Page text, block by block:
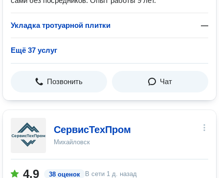
Укладка тротуарной плитки —
Ещё 37 услуг
Позвонить Чат
СервисТехПром
Михайловск
4.9 38 оценок В сети 1 д. назад